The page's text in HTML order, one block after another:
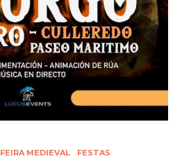
FEIRA MEDIEVAL
FESTAS